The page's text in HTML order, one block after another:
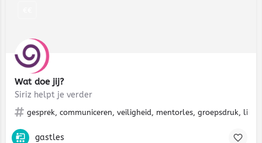
Wat doe jij?
Siriz helpt je verder
gesprek, communiceren, veiligheid, mentorles, groepsdruk,
gastles